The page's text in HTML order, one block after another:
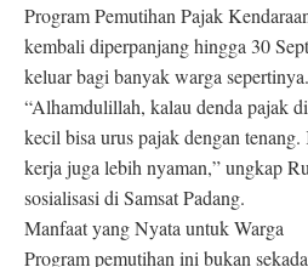
Program Pemutihan Pajak
kembali diperpanjang hingga 30
keluar bagi banyak warga sepertinya.
“Alhamdulillah, kalau denda pajak
kecil bisa urus pajak dengan
kerja juga lebih nyaman,” ungkap
sosialisasi di Samsat Padang.
Manfaat yang Nyata untuk Warga
Program pemutihan ini bukan